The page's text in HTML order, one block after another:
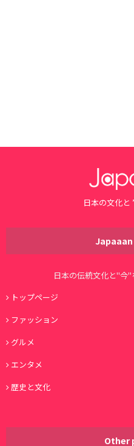
日本の文化と
Japaaan
日本の伝統文化と"今
トップページ
ファッション
グルメ
エンタメ
歴史と文化
Other